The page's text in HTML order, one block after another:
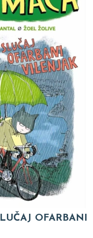
OFARBANI